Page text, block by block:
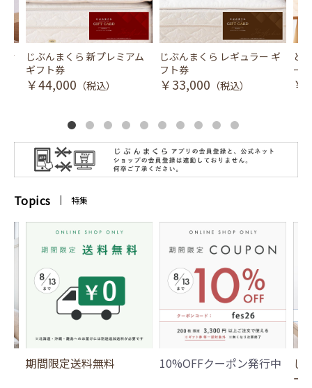
冷
じぶんまくら 新プレミアム
ギフト券
￥44,000 （税込）
じぶんまくら レギュラー ギ
フト券
￥33,000 （税込）
と
ース
￥
Topics 特集
期間限定送料無料 10%OFFクーポン発行中
じ
ー